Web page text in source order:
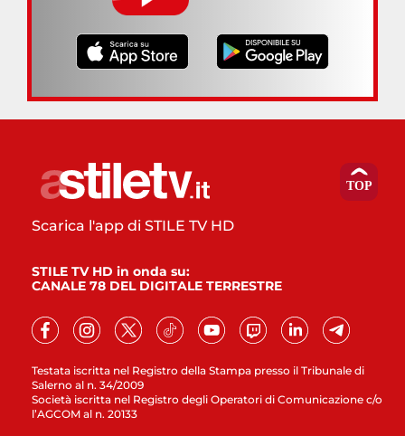
Testata iscritta nel Registro della Stampa presso il Tribunale di
Salerno al n. 34/2009
Società iscritta nel Registro degli Operatori di Comunicazione c/o
l’AGCOM al n. 20133
Scarica l'app di STILE TV HD
STILE TV HD in onda su:
CANALE 78 DEL DIGITALE TERRESTRE